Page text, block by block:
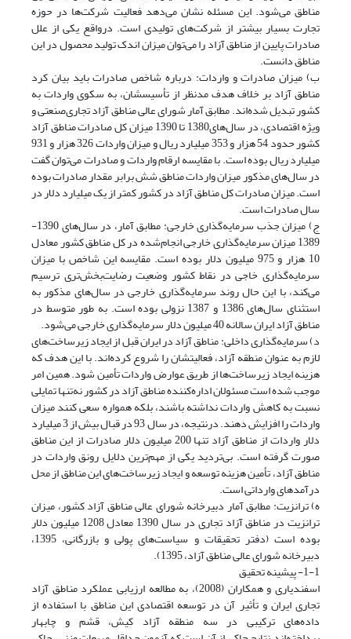
مناطق می‌شود. این مسئله نشان می‌دهد فعالیت شرکت‌ها در حوزه
تجارت بسیار بیشتر از شرکت‌‌های تولیدی است. درواقع یکی از علل
صادرات پایین از مناطق آزاد را می‌توان میزان اندک تولید محصول در این
مناطق دانست.
ب) میزان صادرات و واردات: درباره شاخص صادرات باید بیان کرد
مناطق آزاد بر خلاف هدف مد‌نظر از تأسیسشان، به سکوی واردات به
کشور تبدیل شده‌اند. مطابق آمار شورای عالی مناطق آزاد تجاری‌صنعتی و
ویژه اقتصادی، در سال‌های1380 تا 1390 میزان کل صادرات مناطق آزاد
کشور حدود 54 هزار و 353 میلیارد ریال و میزان واردات 326 هزار و 931
میلیارد ریال بوده است. با مقایسه ارقام واردات و صادرات می‌توان گفت
در سال‌های مذکور میزان واردات مناطق شش برابر مقدار صادرات بوده
است. میزان صادرات کل مناطق آزاد در کشور کمتر از یک میلیارد دلار در
سال صادرات است.
ج) میزان جذب سرمایه‌گذاری خارجی: مطابق آمار، در سال‌های 1390-
1389 میزان سرمایه‌گذاری خارجی انجام‌شده در کل مناطق کشور معادل
10 هزار و 975 میلیون دلار بوده است. مقایسه این شاخص با میزان
سرمایه‌گذاری خاجی در نقاط کشور وضعیت رضایت‌بخش‌تری ترسیم
می‌کند، با این حال روند سرمایه‌گذاری خارجی در سال‌های مذکور به
استثنای سال‌های 1386 و 1387 نزولی بوده است. به طور متوسط در
مناطق آزاد ایران سالانه 40 میلیون دلار سرمایه‌گذاری خارجی می‌شود.
د) سرمایه‌گذاری داخلی: مناطق آزاد در ایران قبل از ایجاد زیرساخت‌های
لازم به عنوان منطقه آزاد، فعالیتشان را شروع کرده‌اند. با این هدف که
هزینه ایجاد زیرساخت‌ها از طریق عوارض واردات تأمین شود. همین امر
موجب شده است مسئولان اداره‌کننده مناطق آزاد در کشور نه‌تنها تمایلی
نسبت به کاهش واردات نداشته باشند، بلکه همواره سعی کنند میزان
واردات را افزایش دهند. درنتیجه، در سال 93 در قبال بیش از 3 میلیارد
دلار واردات از مناطق آزاد تنها 200 میلیون دلار صادرات از این مناطق
صورت گرفته است. بی‌تردید یکی از مهم‌ترین دلایل رونق واردات در
مناطق آزاد، تأمین هزینه توسعه و ایجاد زیرساخت‌های این مناطق از محل
درآمدهای وارداتی است.
ه) ترانزیت: مطابق آمار دبیرخانه شورای عالی مناطق آزاد کشور، میزان
ترانزیت در مناطق آزاد تجاری در سال 1390 معادل 1208 میلیون دلار
بوده است (دفتر تحقیقات و سیاست‌های پولی و بازرگانی، 1395،
دبیرخانه شورای عالی مناطق آزاد، 1395).
1-1- پیشینه تحقیق
اسفندیاری و همکاران (2008)، به مطالعه ارزیابی عملکرد مناطق آزاد
تجاری ایران و تأثیر آن در توسعه اقتصادی این مناطق با استفاده از
داده‌های ترکیبی در سه منطقه آزاد کیش، قشم و چابهار